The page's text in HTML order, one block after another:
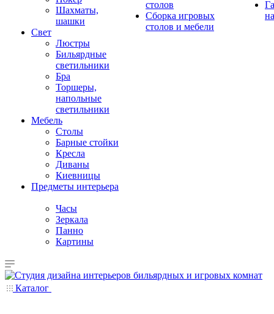
Шахматы,
шашки
Свет
Люстры
Бильярдные
светильники
Бра
Торшеры,
напольные
светильники
Мебель
Столы
Барные стойки
Кресла
Диваны
Киевницы
Предметы интерьера
Часы
Зеркала
Панно
Картины
столов
Сборка игровых
столов и мебели
Каталог